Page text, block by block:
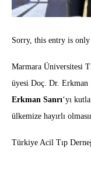
Sorry, this entry is
Marmara Üniversitesi
üyesi Doç. Dr. Erkman
Erkman Sanrı‘yı
ülkemize hayırlı
Türkiye Acil Tıp